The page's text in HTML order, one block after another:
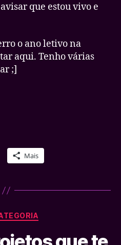
que estou vivo e
o ano letivo na
aqui. Tenho várias
;]
Mais
Categorias